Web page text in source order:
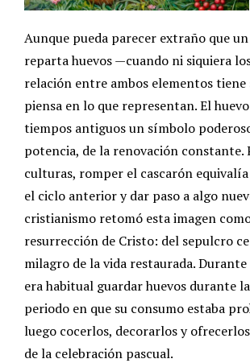
Aunque pueda parecer extraño que
reparta huevos —cuando ni siquiera
relación entre ambos elementos tiene
piensa en lo que representan. El
tiempos antiguos un símbolo
potencia, de la renovación constante.
culturas, romper el cascarón
el ciclo anterior y dar paso a algo
cristianismo retomó esta imagen
resurrección de Cristo: del sepulcro
milagro de la vida restaurada. Durante
era habitual guardar huevos durante
periodo en que su consumo estaba
luego cocerlos, decorarlos y
de la celebración pascual.